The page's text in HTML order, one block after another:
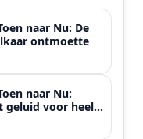
naar Nu: De
ontmoette
naar Nu:
geluid voor heel